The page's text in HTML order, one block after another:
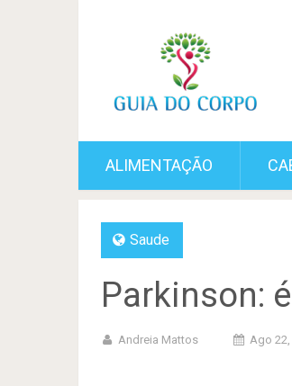
ALIMENTAÇÃO
Saude
Parkinson:
Andreia Mattos Ago 22,